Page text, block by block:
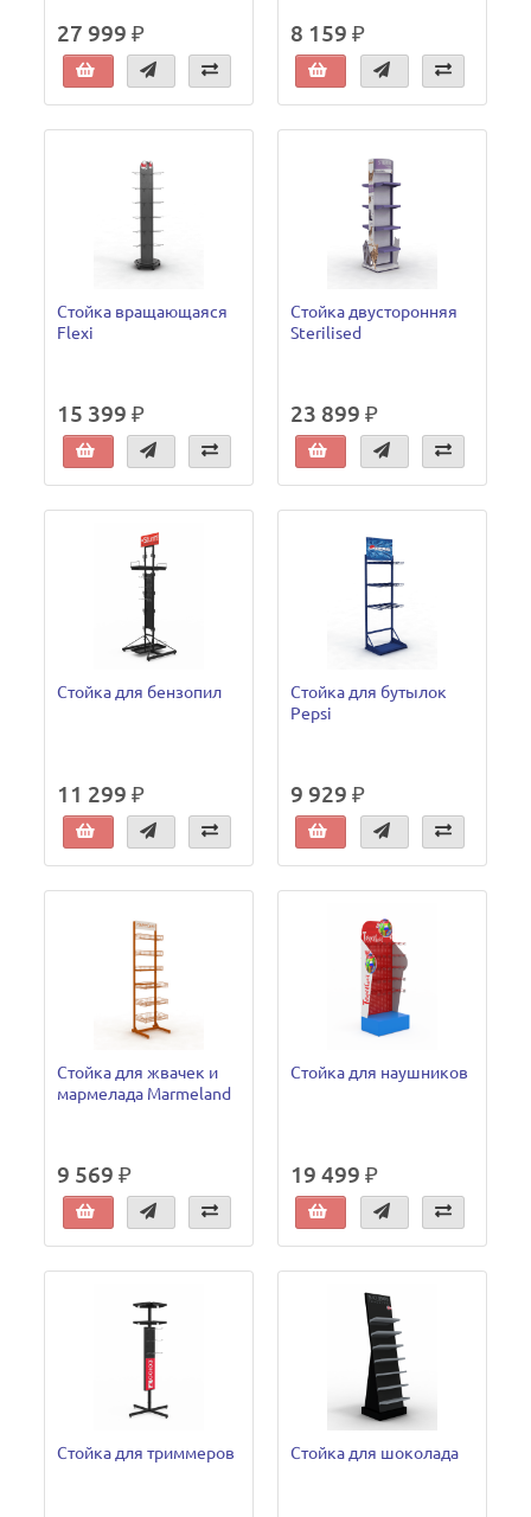
27 999 ₽ 8 159 ₽
Стойка вращающаяся
Flexi
15 399 ₽
Стойка двусторонняя
Sterilised
23 899 ₽
Стойка для бензопил
11 299 ₽
Стойка для бутылок
Pepsi
9 929 ₽
Стойка для жвачек и
мармелада Marmeland
9 569 ₽
Стойка для наушников
19 499 ₽
Стойка для триммеров Стойка для шоколада